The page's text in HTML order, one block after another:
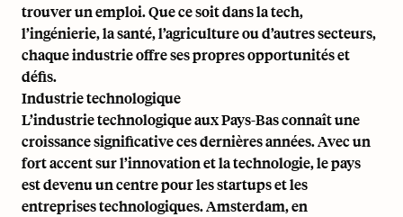
trouver un emploi. Que ce soit dans la tech,
l’ingénierie, la santé, l’agriculture ou d’autres secteurs,
chaque industrie offre ses propres opportunités et
défis.
Industrie technologique
L’industrie technologique aux Pays-Bas connaît une
croissance significative ces dernières années. Avec un
fort accent sur l’innovation et la technologie, le pays
est devenu un centre pour les startups et les
entreprises technologiques. Amsterdam, en